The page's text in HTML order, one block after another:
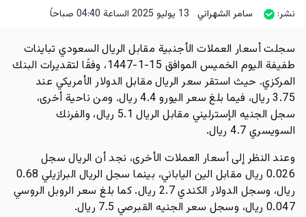
نشر: سامر الشهراني 13 يوليو 2025 الساعة 04:40 صباحاً
سجلت أسعار العملات الأجنبية مقابل الريال السعودي تباينات
طفيفة اليوم الخميس الموافق 15-1-1447، وفقًا لتقديرات البنك
المركزي. حيث استقر سعر الريال مقابل الدولار الأمريكي عند
3.75 ريال، فيما بلغ سعر اليورو 4.4 ريال. ومن ناحية أخرى،
سجل الجنيه الإسترليني مقابل الريال 5.1 ريال، والفرنك
السويسري 4.7 ريال.
وعند النظر إلى أسعار العملات الأخرى، نجد أن الريال سجل
0.026 ريال مقابل الين الياباني، بينما سجل الريال البرازيلي 0.68
ريال، وسجل الدولار الكندي 2.7 ريال. كما بلغ سعر الروبل الروسي
0.047 ريال، وسجل سعر الجنيه القبرصي 7.5 ريال.